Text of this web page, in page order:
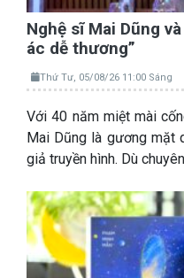
Nghệ sĩ Mai Dũng
ác dễ thương”
Thứ Tư, 05/08/26 11:00 Sáng
Với 40 năm miệt mài
Mai Dũng là gương mặt
giả truyền hình. Dù